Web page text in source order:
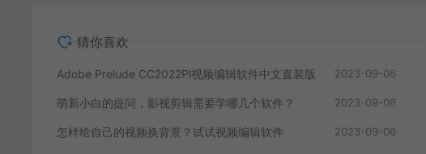
猜你喜欢
Adobe Prelude CC2022Pl视频编辑软件中文直装版 2023-09-06
萌新小白的提问，影视剪辑需要学哪几个软件？ 2023-09-06
怎样给自己的视频换背景？试试视频编辑软件 2023-09-06